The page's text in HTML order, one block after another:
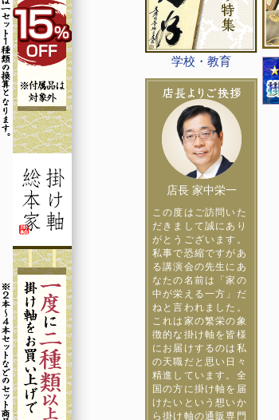
学校・教育
店長 家中栄一
この度はご訪問いた
だきまして誠にあり
がとうございます。
私事で恐縮ですがあ
る講演会の先生にあ
なたの名前は「家の
中が栄える一方」だ
ねと言われました。
これは家の繁栄の象
徴的な掛け軸を皆様
にお届けするのは私
の天職だと思い日々
精進しています。全
国の方に掛け軸を届
けたいという想いか
ら掛け軸の通販専門